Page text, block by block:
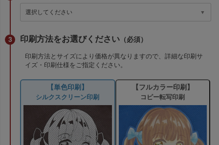
印刷方法をお選びください （必須）
印刷方法とサイズにより価格が異なりますので、詳細な印刷サ
イズ・印刷仕様をご指定ください。
【単色印刷】
シルクスクリーン印刷
【フルカラー印刷】
コピー転写印刷